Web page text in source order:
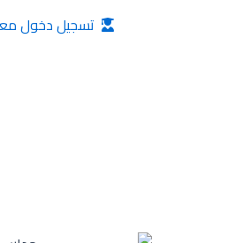
تسجيل دخول